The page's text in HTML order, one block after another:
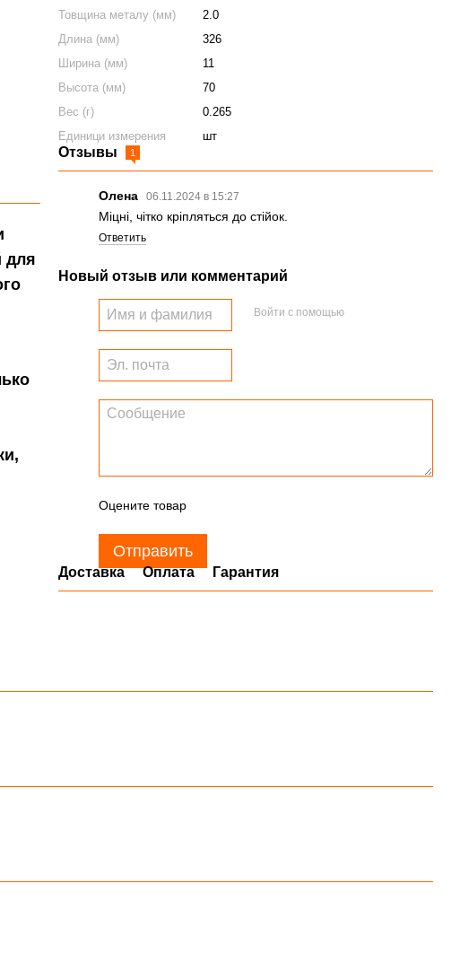
для
Товщина металу (мм)
2.0
Длина (мм)
326
Ширина (мм)
11
Высота (мм)
70
Вес (г)
0.265
Единици измерения
шт
Отзывы 1
Олена 06.11.2024 в 15:27
Міцні, чітко кріпляться до стійок.
Ответить
Новый отзыв или комментарий
Войти с помощью
Оцените товар
Отправить
Доставка Оплата Гарантия